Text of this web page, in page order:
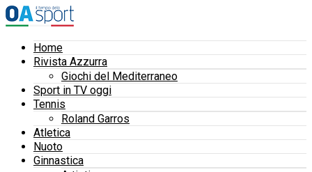
Home
Rivista Azzurra
Giochi del Mediterraneo
Sport in TV oggi
Tennis
Roland Garros
Atletica
Nuoto
Ginnastica